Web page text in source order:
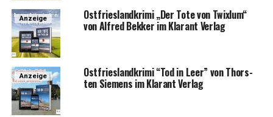
Anzeige Ost­fries­land­kri­mi „Der Tote von Twixlum“
von Alfred Bek­ker im Klar­ant Verlag
Anzeige Ost­fries­land­kri­mi “Tod in Leer” von Thors­
ten Sie­mens im Klar­ant Verlag